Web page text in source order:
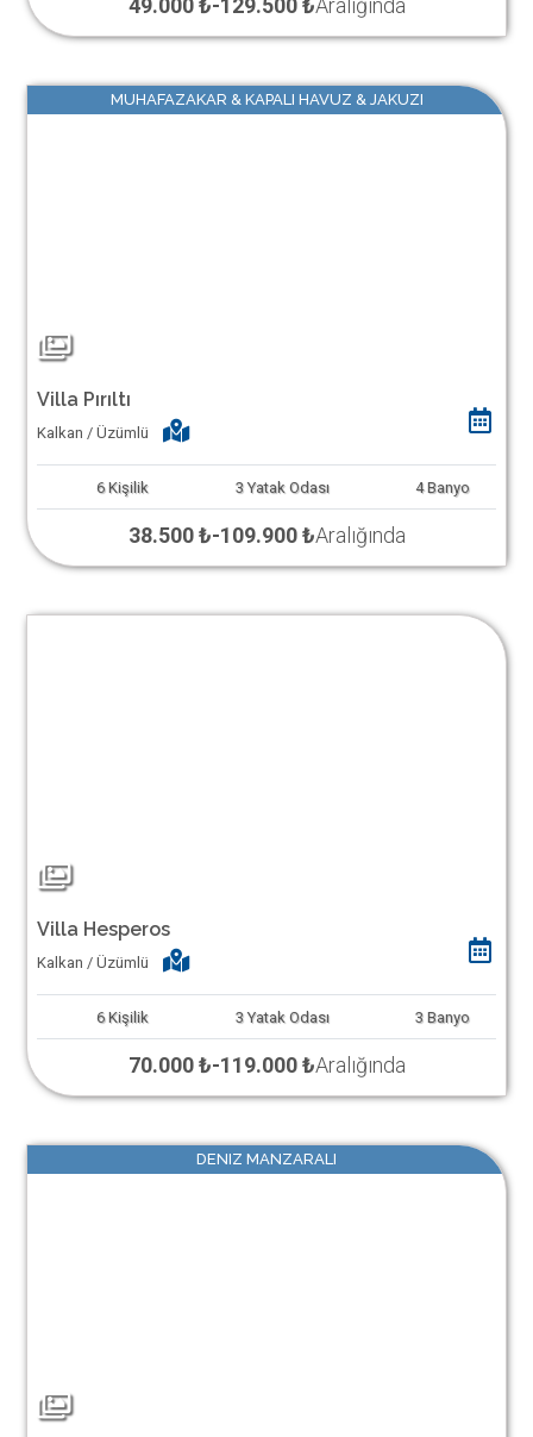
49.000 ₺-129.500 ₺Aralığında
MUHAFAZAKAR & KAPALI HAVUZ & JAKUZI
Villa Pırıltı
Kalkan / Üzümlü
6 Kişilik 3 Yatak Odası 4 Banyo
38.500 ₺-109.900 ₺Aralığında
Villa Hesperos
Kalkan / Üzümlü
6 Kişilik 3 Yatak Odası 3 Banyo
70.000 ₺-119.000 ₺Aralığında
DENIZ MANZARALI